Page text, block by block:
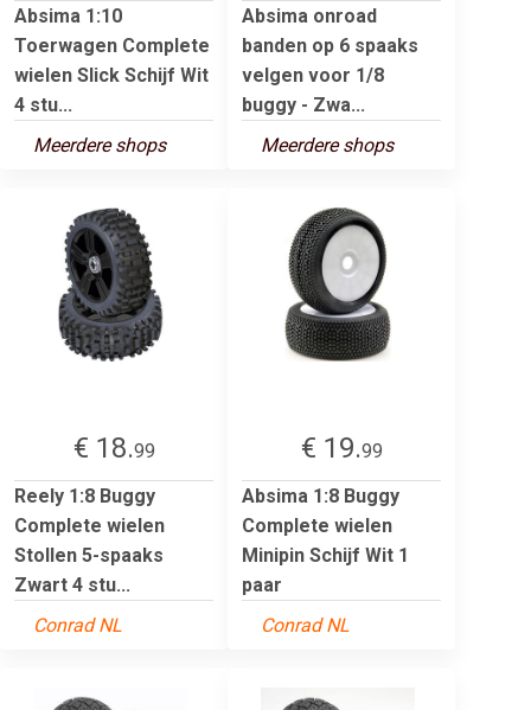
Absima 1:10
Toerwagen Complete
wielen Slick Schijf Wit
4 stu...
Meerdere shops
Absima onroad
banden op 6 spaaks
velgen voor 1/8
buggy - Zwa...
Meerdere shops
€ 18.99
Reely 1:8 Buggy
Complete wielen
Stollen 5-spaaks
Zwart 4 stu...
Conrad NL
€ 19.99
Absima 1:8 Buggy
Complete wielen
Minipin Schijf Wit 1
paar
Conrad NL